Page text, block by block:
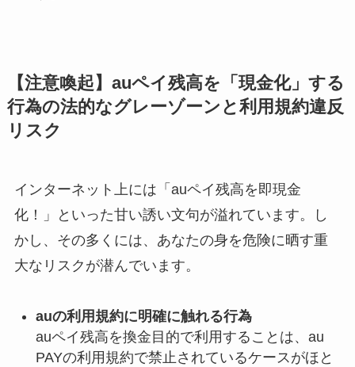
【注意喚起】auペイ残高を「現金化」する
行為の法的なグレーゾーンと利用規約違反
リスク
インターネット上には「auペイ残高を即現金
化！」といった甘い誘い文句が溢れています。し
かし、その多くには、あなたの身を危険に晒す重
大なリスクが潜んでいます。
auの利用規約に明確に触れる行為
auペイ残高を換金目的で利用することは、au
PAYの利用規約で禁止されているケースがほと